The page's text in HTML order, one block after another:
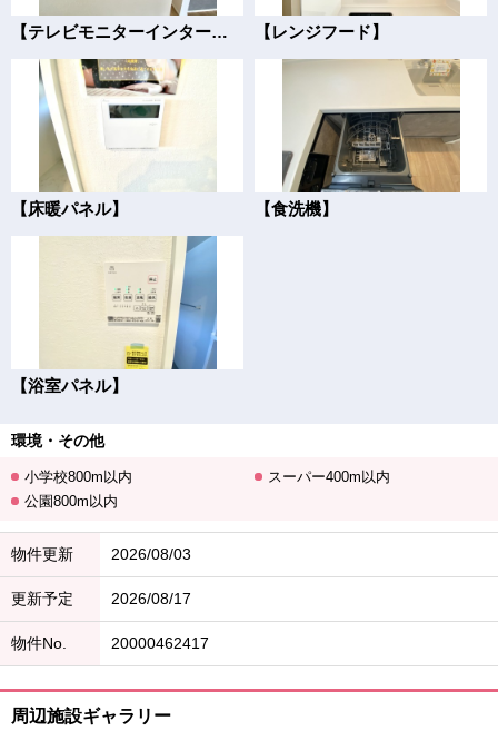
【テレビモニターインターフォン】 【レンジフード】
【床暖パネル】 【食洗機】
【浴室パネル】
環境・その他
小学校800m以内
スーパー400m以内
公園800m以内
物件更新 2026/08/03
更新予定 2026/08/17
物件No. 20000462417
周辺施設ギャラリー